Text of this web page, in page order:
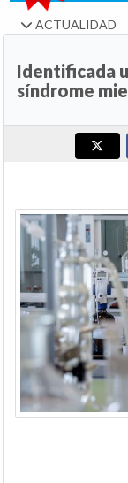
ACTUALIDAD
Identificada
síndrome